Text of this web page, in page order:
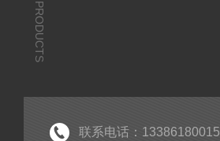
PRODUCTS
联系电话：13386180015